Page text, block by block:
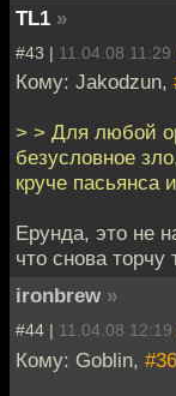
TL1 »
#43 | 11.04.08 11:29
Кому: Jakodzun,
> > Для любой
безусловное
круче пасьянса
Ерунда, это не
что снова торчу
ironbrew »
#44 | 11.04.08 12:19
Кому: Goblin, #36